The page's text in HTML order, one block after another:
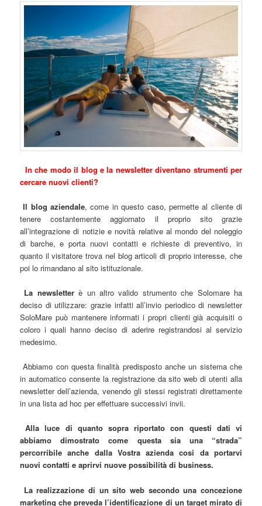
In che modo il blog e la newsletter diventano strumenti per
cercare nuovi clienti?
Il blog aziendale, come in questo caso, permette al cliente di
tenere costantemente aggiornato il proprio sito grazie
all’integrazione di notizie e novità relative al mondo del noleggio
di barche, e porta nuovi contatti e richieste di preventivo, in
quanto il visitatore trova nel blog articoli di proprio interesse, che
poi lo rimandano al sito istituzionale.
La newsletterè un altro valido strumento che Solomare ha
deciso di utilizzare: grazie infatti all’invio periodico di newsletter
SoloMare può mantenere informati i propri clienti già acquisiti o
coloro i quali hanno deciso di aderire registrandosi al servizio
medesimo.
Abbiamo con questa finalità predisposto anche un sistema che
in automatico consente la registrazione da sito web di utenti alla
newsletter dell’azienda, venendo gli stessi registrati direttamente
in una lista ad hoc per effettuare successivi invii.
Alla luce di quanto sopra riportato con questi dati vi
abbiamo dimostrato come questa sia una “strada”
percorribile anche dalla Vostra azienda cosi da portarvi
nuovi contatti e aprirvi nuove possibilità di business.
La realizzazione di un sito web secondo una concezione
marketing che preveda l’identificazione di un target mirato di